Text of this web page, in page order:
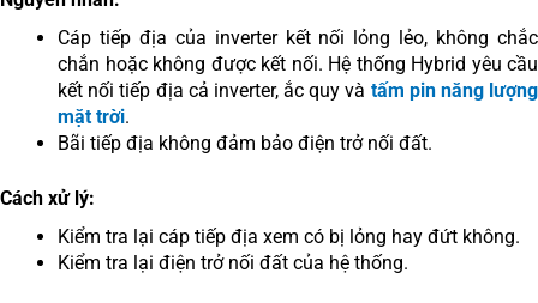
Cáp tiếp địa của inverter kết nối lỏng lẻo, không chắc
chắn hoặc không được kết nối. Hệ thống Hybrid yêu cầu
kết nối tiếp địa cả inverter, ắc quy và tấm pin năng lượng
mặt trời.
Bãi tiếp địa không đảm bảo điện trở nối đất.
Cách xử lý:
Kiểm tra lại cáp tiếp địa xem có bị lỏng hay đứt không.
Kiểm tra lại điện trở nối đất của hệ thống.